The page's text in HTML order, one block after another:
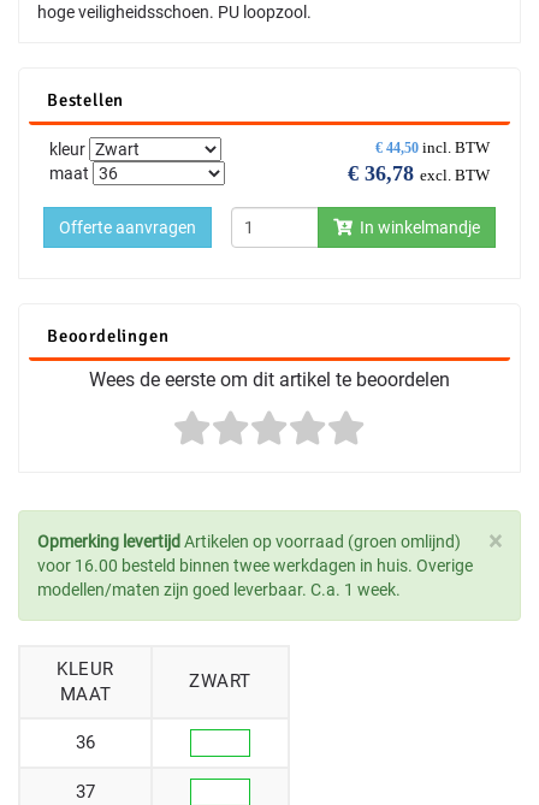
hoge veiligheidsschoen. PU loopzool.
Bestellen
€ 44,50 incl. BTW
€ 36,78 excl. BTW
kleur
maat
In winkelmandje
Offerte aanvragen
Beoordelingen
Wees de eerste om dit artikel te beoordelen
×
Opmerking levertijd Artikelen op voorraad (groen omlijnd)
voor 16.00 besteld binnen twee werkdagen in huis. Overige
modellen/maten zijn goed leverbaar. C.a. 1 week.
KLEUR
MAAT
ZWART
36
37